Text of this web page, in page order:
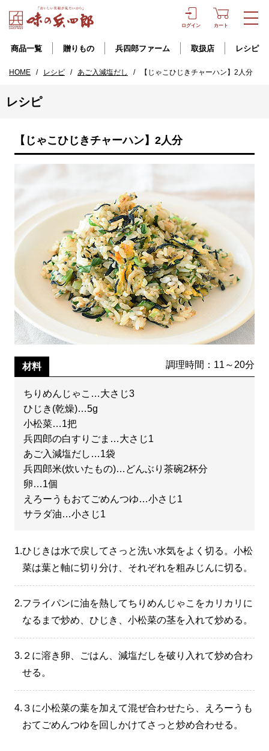
ログイン カート
商品一覧 贈りもの 兵四郎ファーム 取扱店 レシピ
HOME / レシピ / あご入減塩だし / 【じゃこひじきチャーハン】2人分
レシピ
【じゃこひじきチャーハン】2人分
材料 調理時間：11～20分
ちりめんじゃこ…大さじ3
ひじき(乾燥)…5g
小松菜…1把
兵四郎の白すりごま…大さじ1
あご入減塩だし…1袋
兵四郎米(炊いたもの)…どんぶり茶碗2杯分
卵…1個
えろーうもおてごめんつゆ…小さじ1
サラダ油…小さじ1
1.ひじきは水で戻してさっと洗い水気をよく切る。小松
菜は葉と軸に切り分け、それぞれを粗みじんに切る。
2.フライパンに油を熱してちりめんじゃこをカリカリに
なるまで炒め、ひじき、小松菜の茎を入れて炒める。
3. ２に溶き卵、ごはん、減塩だしを破り入れて炒め合わ
せる。
4. ３に小松菜の葉を加えて混ぜ合わせたら、えろーうも
おてごめんつゆを回しかけてさっと炒め合わせる。